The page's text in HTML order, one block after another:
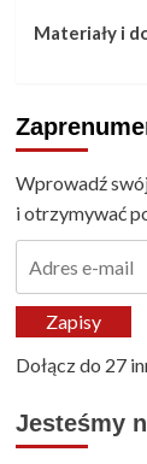
Materiały i
Wprowadź
i otrzymywać
mailZapisy
Dołącz do 27
Jesteśmy